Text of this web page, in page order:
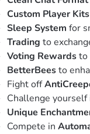
Custom Player Kits
Sleep System for
Trading to
Voting Rewardsto
BetterBeesto
Fight off
Challenge yourself
Unique
Compete in